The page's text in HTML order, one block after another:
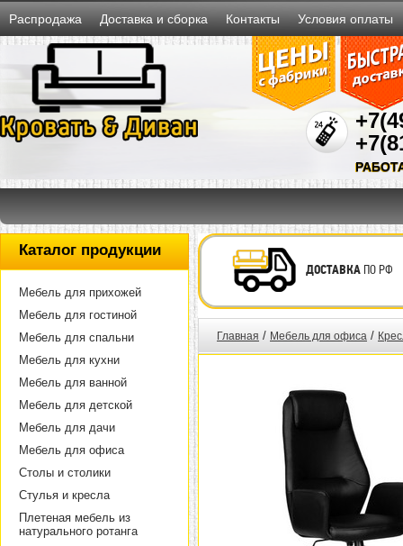
Распродажа Доставка и сборка Контакты Условия оплаты
Каталог продукции
Мебель для прихожей
Мебель для гостиной
Мебель для спальни
Мебель для кухни
Мебель для ванной
Мебель для детской
Мебель для дачи
Мебель для офиса
Столы и столики
Стулья и кресла
Плетеная мебель из
натурального ротанга
ДОСТАВКАПО РФ
Главная / Мебель для офиса /